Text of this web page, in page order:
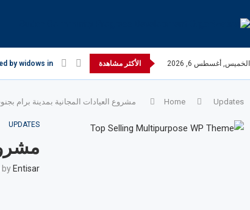
الخميس, أغسطس 6, 2026 الأكثر مشاهدة by widows in...
Home Updates مشروع العيادات المجانية بمدينة برام
UPDATES
Entisar